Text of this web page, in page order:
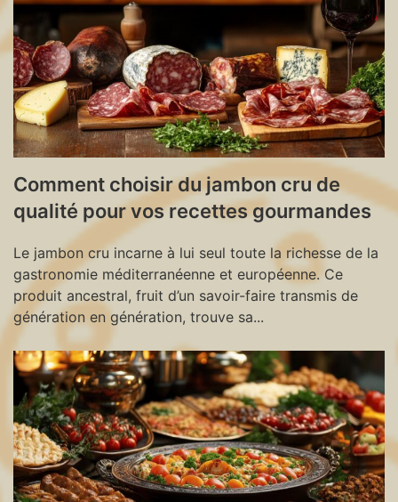
Comment choisir du jambon cru de
qualité pour vos recettes gourmandes
Le jambon cru incarne à lui seul toute la richesse de la
gastronomie méditerranéenne et européenne. Ce
produit ancestral, fruit d’un savoir-faire transmis de
génération en génération, trouve sa...